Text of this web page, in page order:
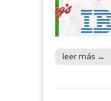
leer más →